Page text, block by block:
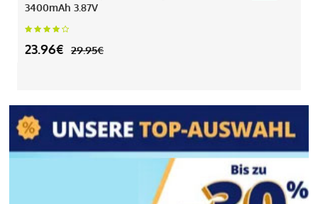
3400mAh 3.87V
23.96€ 29.95€